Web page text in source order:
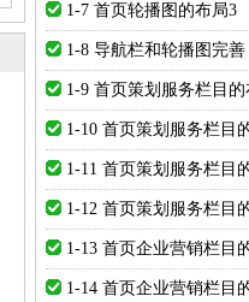
1-7 首页轮播图的布局3
1-8 导航栏和轮播图完善
1-9 首页策划服务栏目的
1-10 首页策划服务栏目
1-11 首页策划服务栏目
1-12 首页策划服务栏目
1-13 首页企业营销栏目
1-14 首页企业营销栏目